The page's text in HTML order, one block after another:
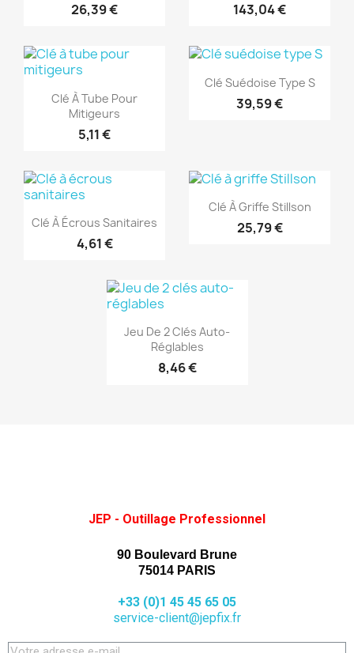
26,39 € 143,04 €
Aperçu rapide
Clé À Tube Pour
Mitigeurs
5,11 €
 Aperçu rapide
Clé Suédoise Type S
39,59 €
(1)
 Aperçu rapide
Clé À Écrous Sanitaires
4,61 €
Aperçu rapide
Clé À Griffe Stillson
25,79 €
(1)
Aperçu rapide
Jeu De 2 Clés Auto-
Réglables
8,46 €
JEP - Outillage Professionnel
90 Boulevard Brune
75014 PARIS
+33 (0)1 45 45 65 05
service-client@jepfix.fr